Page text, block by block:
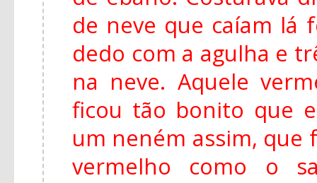
de neve que caíam lá
dedo com a agulha e
na neve. Aquele
ficou tão bonito que
um neném assim, que
vermelho como o